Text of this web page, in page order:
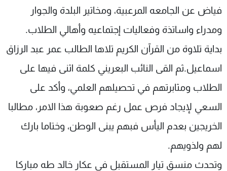
فياض عن الجامعه المرعبية، ومخاتير البلدة والجوار
ومدراء واساتذة وفعاليات إجتماعيه وأهالي الطلاب.
بداية تلاوة من القرآن الكريم تلاها الطالب عمر عبد الرزاق
اسماعيل.ثم القى النائب البعريني كلمة اثنى فيها على
الطلاب ومثابرتهم في تحصيلهم العلمي، وأكد على
السعي لإيجاد فرص عمل رغم صعوبة هذا الامر، مطالبا
الخريجين بعدم اليأس فبهم يبنى الوطن، وختاما بارك
لهم ولذويهم.
وتحدث منسق تيار المستقبل في عكار خالد طه مباركا